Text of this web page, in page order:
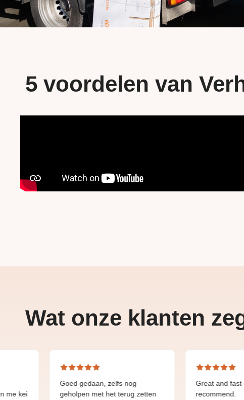
5 voordelen van
Wat onze klanten
Goed gedaan, zelfs nog
geholpen met het terug zetten
Great and fast
recommend.